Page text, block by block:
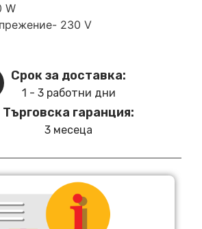
W
230 V
Срок за доставка:
1 - 3 работни дни
Търговска гаранция:
3 месеца